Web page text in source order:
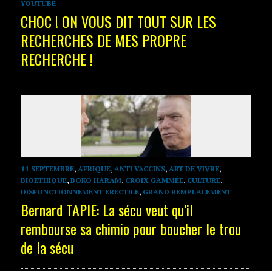
YOUTUBE
CHOC ! ON VOUS DIT TOUT SUR LES
RECHERCHES DE MES PROPRE
RECHERCHE !
11 SEPTEMBRE, AFRIQUE, ANTI VACCINS, ART DE VIVRE,
BIOETHIQUE, BOKO HARAM, CROIX GAMMÉE, CULTURE,
DISFONCTIONNEMENT ERECTILE, GRAND REMPLACEMENT
Bernard TAPIE: La sécu veut qu’il
rembourse sa chimio pour boucher le trou
de la sécu